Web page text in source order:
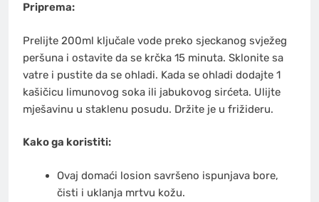
Priprema:
Prelijte 200ml ključale vode preko sjeckanog svježeg
peršuna i ostavite da se krčka 15 minuta. Sklonite sa
vatre i pustite da se ohladi. Kada se ohladi dodajte 1
kašičicu limunovog soka ili jabukovog sirćeta. Ulijte
mješavinu u staklenu posudu. Držite je u frižideru.
Kako ga koristiti:
Ovaj domaći losion savršeno ispunjava bore,
čisti i uklanja mrtvu kožu.